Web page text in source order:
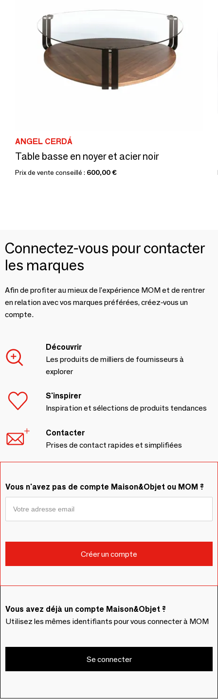
ANGEL CERDÁ
Table basse en noyer et acier noir
Prix de vente conseillé : 600,00 €
Connectez-vous pour contacter
les marques
Afin de profiter au mieux de l'expérience MOM et de rentrer
en relation avec vos marques préférées, créez-vous un
compte.
Découvrir
Les produits de milliers de fournisseurs à
explorer
S'inspirer
Inspiration et sélections de produits tendances
Contacter
Prises de contact rapides et simplifiées
Vous n'avez pas de compte Maison&Objet ou MOM ?
Vous avez déjà un compte Maison&Objet ?
Utilisez les mêmes identifiants pour vous connecter à MOM
Se connecter